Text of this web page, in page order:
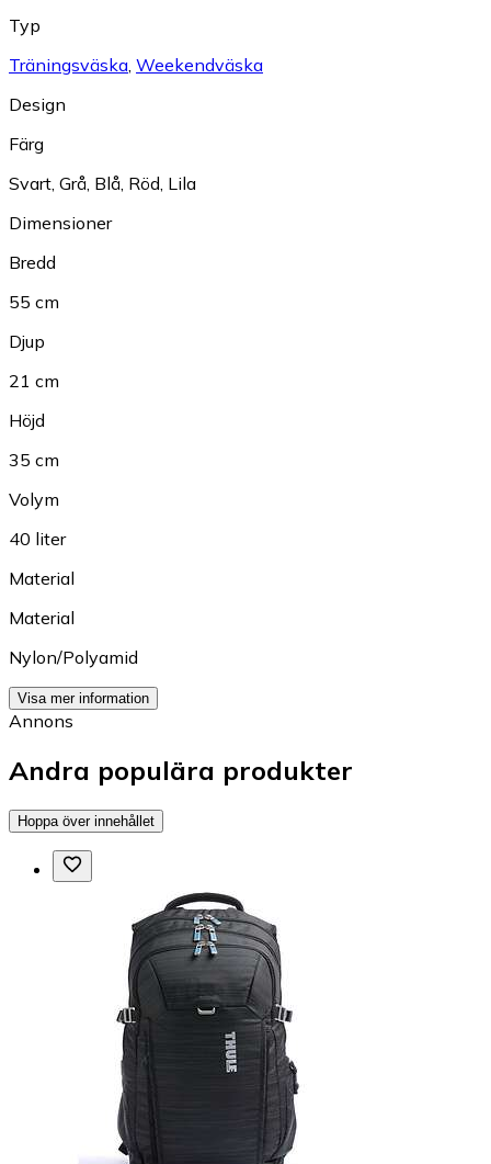
Typ
Träningsväska, Weekendväska
Design
Färg
Svart, Grå, Blå, Röd, Lila
Dimensioner
Bredd
55 cm
Djup
21 cm
Höjd
35 cm
Volym
40 liter
Material
Material
Nylon/Polyamid
Visa mer information
Annons
Andra populära produkter
Hoppa över innehållet